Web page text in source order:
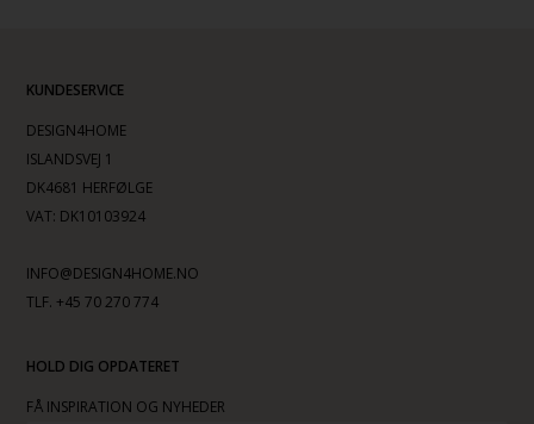
KUNDESERVICE
DESIGN4HOME
ISLANDSVEJ 1
DK4681 HERFØLGE
VAT: DK10103924
INFO@DESIGN4HOME.NO
TLF. +45 70 270 774
HOLD DIG OPDATERET
FÅ INSPIRATION OG NYHEDER